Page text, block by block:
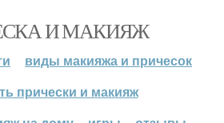
И МАКИЯЖ
виды макияжа и причесок
прически и макияж